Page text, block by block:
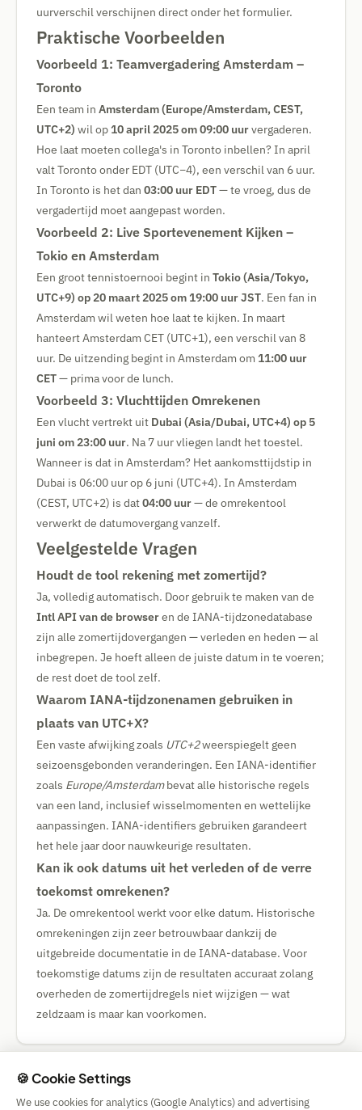
uurverschil verschijnen direct onder het formulier.
Praktische Voorbeelden
Voorbeeld 1: Teamvergadering Amsterdam –
Toronto
Een team in Amsterdam (Europe/Amsterdam, CEST,
UTC+2) wil op 10 april 2025 om 09:00 uurvergaderen.
Hoe laat moeten collega's in Toronto inbellen? In april
valt Toronto onder EDT (UTC−4), een verschil van 6 uur.
In Toronto is het dan 03:00 uur EDT— te vroeg, dus de
vergadertijd moet aangepast worden.
Voorbeeld 2: Live Sportevenement Kijken –
Tokio en Amsterdam
Een groot tennistoernooi begint in Tokio (Asia/Tokyo,
UTC+9) op 20 maart 2025 om 19:00 uur JST. Een fan in
Amsterdam wil weten hoe laat te kijken. In maart
hanteert Amsterdam CET (UTC+1), een verschil van 8
uur. De uitzending begint in Amsterdam om 11:00 uur
CET— prima voor de lunch.
Voorbeeld 3: Vluchttijden Omrekenen
Een vlucht vertrekt uit Dubai (Asia/Dubai, UTC+4) op 5
juni om 23:00 uur. Na 7 uur vliegen landt het toestel.
Wanneer is dat in Amsterdam? Het aankomsttijdstip in
Dubai is 06:00 uur op 6 juni (UTC+4). In Amsterdam
(CEST, UTC+2) is dat04:00 uur— de omrekentool
verwerkt de datumovergang vanzelf.
Veelgestelde Vragen
Houdt de tool rekening met zomertijd?
Ja, volledig automatisch. Door gebruik te maken van de
Intl API van de browseren de IANA-tijdzonedatabase
zijn alle zomertijdovergangen — verleden en heden — al
inbegrepen. Je hoeft alleen de juiste datum in te voeren;
de rest doet de tool zelf.
Waarom IANA-tijdzonenamen gebruiken in
plaats van UTC+X?
Een vaste afwijking zoals UTC+2weerspiegelt geen
seizoensgebonden veranderingen. Een IANA-identifier
zoals Europe/Amsterdambevat alle historische regels
van een land, inclusief wisselmomenten en wettelijke
aanpassingen. IANA-identifiers gebruiken garandeert
het hele jaar door nauwkeurige resultaten.
Kan ik ook datums uit het verleden of de verre
toekomst omrekenen?
Ja. De omrekentool werkt voor elke datum. Historische
omrekeningen zijn zeer betrouwbaar dankzij de
uitgebreide documentatie in de IANA-database. Voor
toekomstige datums zijn de resultaten accuraat zolang
overheden de zomertijdregels niet wijzigen — wat
zeldzaam is maar kan voorkomen.
Simple Calculator
🍪 Cookie Settings
We use cookies for analytics (Google Analytics) and advertising